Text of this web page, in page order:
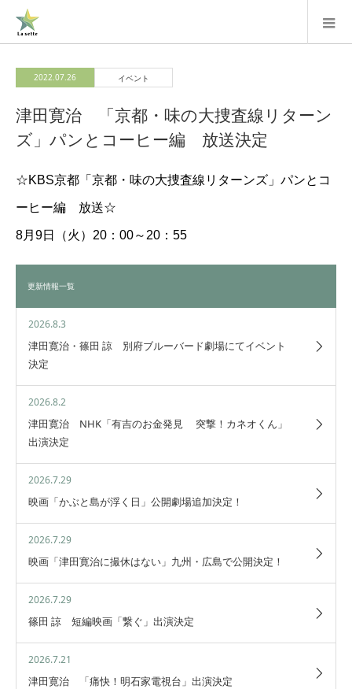
2022.07.26 イベント
津田寛治 「京都・味の大捜査線リターン
ズ」パンとコーヒー編 放送決定
☆KBS京都「京都・味の大捜査線リターンズ」パンとコ
ーヒー編 放送☆
8月9日（火）20：00～20：55
更新情報一覧
2026.8.3
津田寛治・篠田 諒 別府ブルーバード劇場にてイベント
決定
2026.8.2
津田寛治 NHK「有吉のお金発見 突撃！カネオくん」
出演決定
2026.7.29
映画「かぶと島が浮く日」公開劇場追加決定！
2026.7.29
映画「津田寛治に撮休はない」九州・広島で公開決定！
2026.7.29
篠田 諒 短編映画「繋ぐ」出演決定
2026.7.21
津田寛治 「痛快！明石家電視台」出演決定